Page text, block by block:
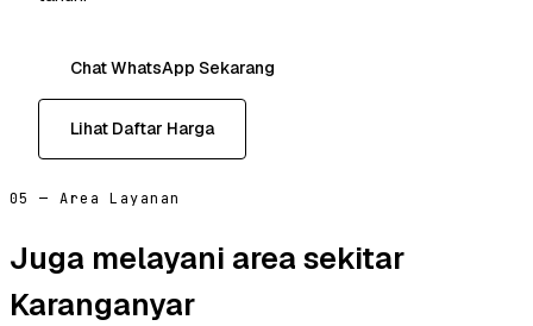
Chat WhatsApp Sekarang
Lihat Daftar Harga
05 — Area Layanan
Juga melayani area sekitar
Karanganyar